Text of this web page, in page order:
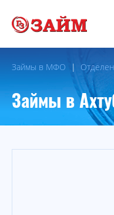
Займы в МФО
Займы в